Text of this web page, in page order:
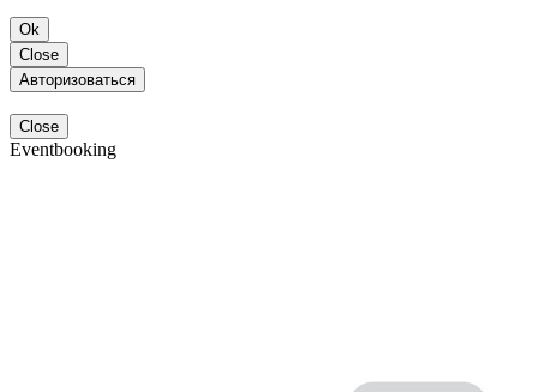
Ok
Close
Авторизоваться
Close
Eventbooking